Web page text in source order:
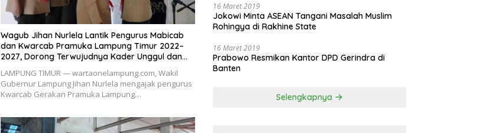
Wagub Jihan Nurlela Lantik Pengurus Mabicab
dan Kwarcab Pramuka Lampung Timur 2022–
2027, Dorong Terwujudnya Kader Unggul dan
LAMPUNG TIMUR — wartaonelampung.com, Wakil
Gubernur Lampung Jihan Nurlela mengajak pengurus
Kwarcab Gerakan Pramuka Lampung…
16 Maret 2019
Jokowi Minta ASEAN Tangani Masalah Muslim
Rohingya di Rakhine State
16 Maret 2019
Prabowo Resmikan Kantor DPD Gerindra di
Banten
Selengkapnya